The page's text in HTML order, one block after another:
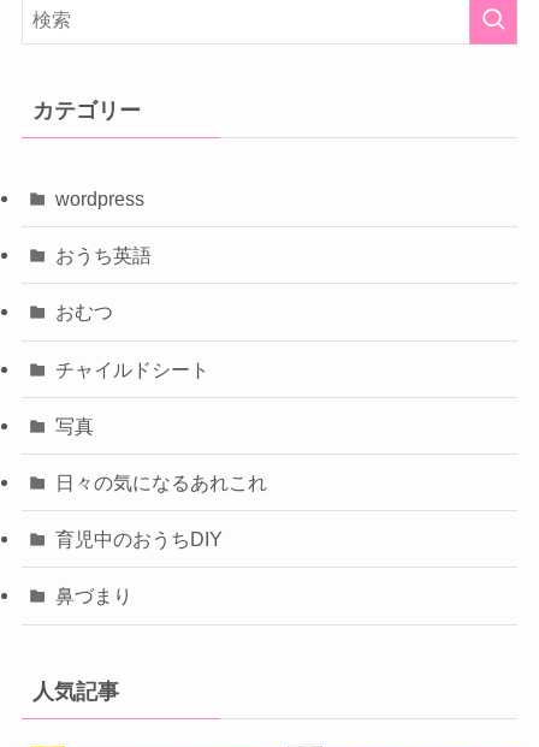
カテゴリー
wordpress
おうち英語
おむつ
チャイルドシート
写真
日々の気になるあれこれ
育児中のおうちDIY
鼻づまり
人気記事